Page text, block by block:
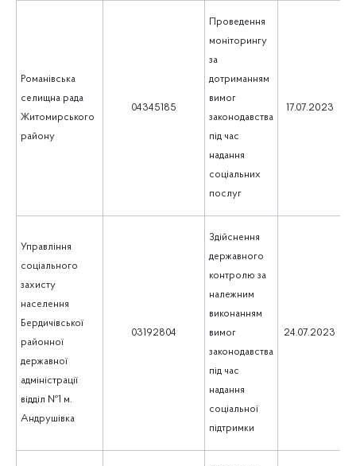
Романівська
селищна рада
Житомирського
району
04345185
Проведення
моніторингу
за
дотриманням
вимог
законодавства
під час
надання
соціальних
послуг
17.07.2023
Управління
соціального
захисту
населення
Бердичівської
районної
державної
адміністрації
відділ №1 м.
Андрушівка
03192804
Здійснення
державного
контролю за
належним
виконанням
вимог
законодавства
під час
надання
соціальної
підтримки
24.07.2023